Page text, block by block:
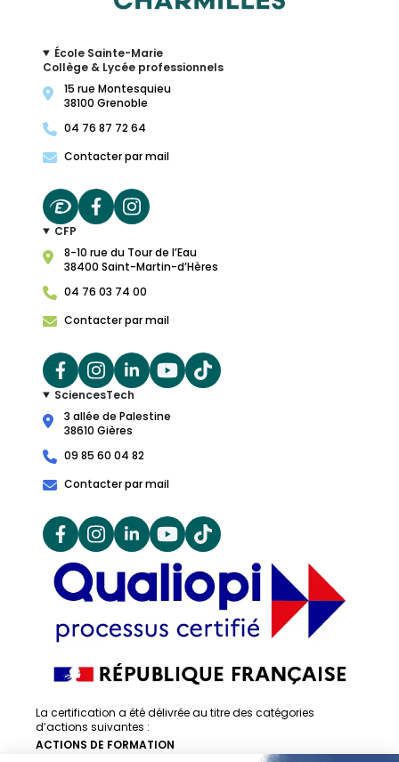
École Sainte-Marie
Collège & Lycée professionnels
15 rue Montesquieu
38100 Grenoble
04 76 87 72 64
Contacter par mail
CFP
8-10 rue du Tour de l’Eau
38400 Saint-Martin-d’Hères
04 76 03 74 00
Contacter par mail
SciencesTech
3 allée de Palestine
38610 Gières
09 85 60 04 82
Contacter par mail
La certification a été délivrée au titre des catégories
d’actions suivantes :
ACTIONS DE FORMATION